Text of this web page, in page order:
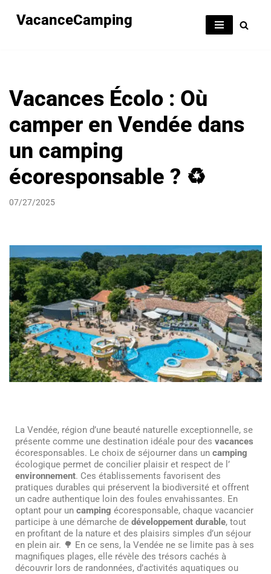
VacanceCamping
Vacances Écolo : Où
camper en Vendée dans
un camping
écoresponsable ? ♻️
07/27/2025
La Vendée, région d’une beauté naturelle exceptionnelle, se
présente comme une destination idéale pour des vacances
écoresponsables. Le choix de séjourner dans un camping
écologique permet de concilier plaisir et respect de l’
environnement. Ces établissements favorisent des
pratiques durables qui préservent la biodiversité et offrent
un cadre authentique loin des foules envahissantes. En
optant pour un camping écoresponsable, chaque vacancier
participe à une démarche de développement durable, tout
en profitant de la nature et des plaisirs simples d’un séjour
en plein air. 🌳 En ce sens, la Vendée ne se limite pas à ses
magnifiques plages, elle révèle des trésors cachés à
découvrir lors de randonnées, d’activités aquatiques ou